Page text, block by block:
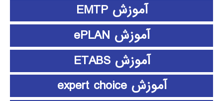
آموزش EMTP
آموزش ePLAN
آموزش ETABS
آموزش expert choice